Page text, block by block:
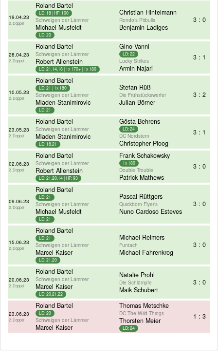
19.04.23
2. Doppel
Roland Bartel
LD: 18 | HF: 100
Schweigen der Lämmer
Michael Musfeldt
LD: 20
Christian Hintelmann
Rondo's Pitbulls
Benjamin Ladiges
3 : 0
28.04.23
2. Doppel
Roland Bartel
Schweigen der Lämmer
Robert Allenstein
LD: 21,14,18 | 1x 170+ | 1x 180
Gino Vanni
LD: 22
Lucky Strikes
Armin Najari
3 : 1
10.05.23
2. Doppel
Roland Bartel
LD: 21 | 1x 180
Schweigen der Lämmer
Mladen Stanimirovic
LD: 21
Stefan Rüß
Die Frühstückswerfer
Julian Börner
3 : 2
23.05.23
2. Doppel
Roland Bartel
Schweigen der Lämmer
Mladen Stanimirovic
LD: 18,21
Gösta Behrens
LD: 24
DC Nordstern
Christopher Ploog
3 : 1
02.06.23
2. Doppel
Roland Bartel
Schweigen der Lämmer
Robert Allenstein
LD: 21,20,14 | HF: 93
Frank Schakowsky
1x 180
Double Trouble
Patrick Mathews
3 : 0
09.06.23
2. Doppel
Roland Bartel
LD: 21
Schweigen der Lämmer
Michael Musfeldt
LD: 21
Pascal Rüttgers
Quickborn Flyer's
Nuno Cardoso Esteves
3 : 0
15.06.23
2. Doppel
Roland Bartel
LD: 21
Schweigen der Lämmer
Marcel Kaiser
LD: 21,20
Michael Reimers
Funtach
Michael Fahrenkrog
3 : 0
20.06.23
2. Doppel
Roland Bartel
Schweigen der Lämmer
Marcel Kaiser
LD: 20,21,22
Natalie Prohl
Die Schlümpfe
Maik Schubert
3 : 0
23.06.23
2. Doppel
Roland Bartel
LD: 20
Schweigen der Lämmer
Marcel Kaiser
Thomas Metschke
DC The Wild Things
Thorsten Meier
LD: 24
1 : 3